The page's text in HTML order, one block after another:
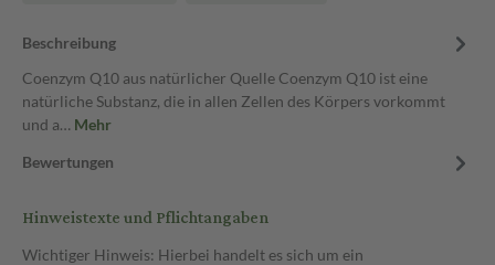
Beschreibung
Coenzym Q10 aus natürlicher Quelle Coenzym Q10 ist eine
natürliche Substanz, die in allen Zellen des Körpers vorkommt
und a… Mehr
Bewertungen
Hinweistexte und Pflichtangaben
Wichtiger Hinweis: Hierbei handelt es sich um ein